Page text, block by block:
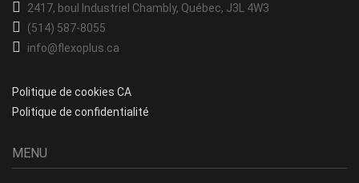
2417, boul Industriel Chambly, Québec, J3L 4W3
(514) 587-8055
info@flexoplus.ca
Politique de cookies CA
Politique de confidentialité
MENU